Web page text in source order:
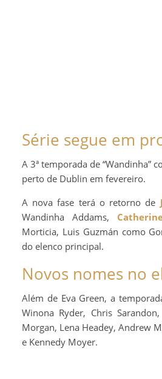
Série segue em
A 3ª temporada de “Wandinha”
perto de Dublin em fevereiro.
A nova fase terá o retorno de
Wandinha Addams,
Morticia, Luis Guzmán como
do elenco principal.
Novos nomes no
Além de Eva Green, a
Winona Ryder, Chris
Morgan, Lena Headey, Andrew
e Kennedy Moyer.